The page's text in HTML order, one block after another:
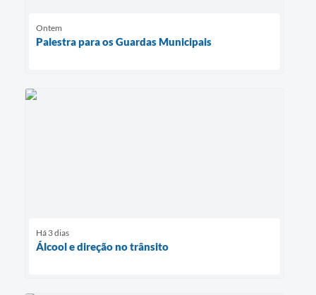
Ontem
Palestra para os Guardas Municipais
Há 3 dias
Álcool e direção no trânsito